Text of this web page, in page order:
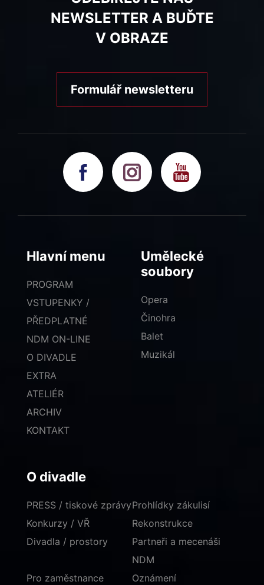
NEWSLETTER A BUĎTE
V OBRAZE
Formulář newsletteru
Hlavní menu
PROGRAM
VSTUPENKY /
PŘEDPLATNÉ
NDM ON-LINE
O DIVADLE
EXTRA
ATELIÉR
ARCHIV
KONTAKT
Umělecké
soubory
Opera
Činohra
Balet
Muzikál
O divadle
PRESS / tiskové zprávy
Konkurzy / VŘ
Divadla / prostory
Prohlídky zákulisí
Rekonstrukce
Partneři a mecenáši
NDM
Pro zaměstnance
Oznámení